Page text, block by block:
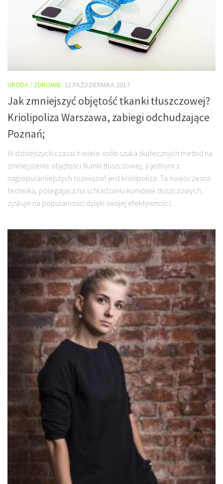
URODA / ZDROWIE 22 PAŹDZIERNIKA 2017
Jak zmniejszyć objętość tkanki tłuszczowej?
Kriolipoliza Warszawa, zabiegi odchudzające
Poznań;
W dzisiejszych czasach wiele osób szuka skutecznych metod na
zmniejszenie objętości tkanki tłuszczowej, a jednym z
najpopularniejszych rozwiązań jest kriolipoliza. Ta nowoczesna
technika, polegająca na schładzaniu komórek tłuszczowych,
zyskuje na popularności dzięki swojej efektywności...